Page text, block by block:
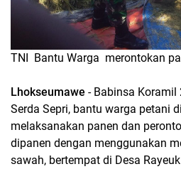
TNI Bantu Warga merontokan
Lhokseumawe - Babinsa
Serda Sepri, bantu warga petani
melaksanakan panen dan
dipanen dengan menggunakan
sawah, bertempat di Desa